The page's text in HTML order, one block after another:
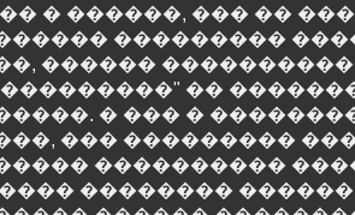
� ������, ��� ��
���������
������
��
� ��� �
��� ���������
����������
��������